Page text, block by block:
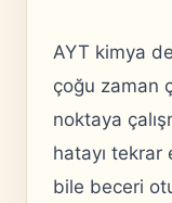
AYT kimya
çoğu zaman
noktaya
hatayı
bile beceri